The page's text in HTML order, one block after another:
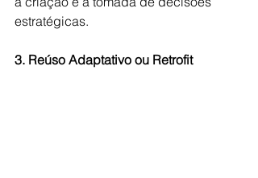
estratégicas.
3. Reúso Adaptativo ou Retrofit